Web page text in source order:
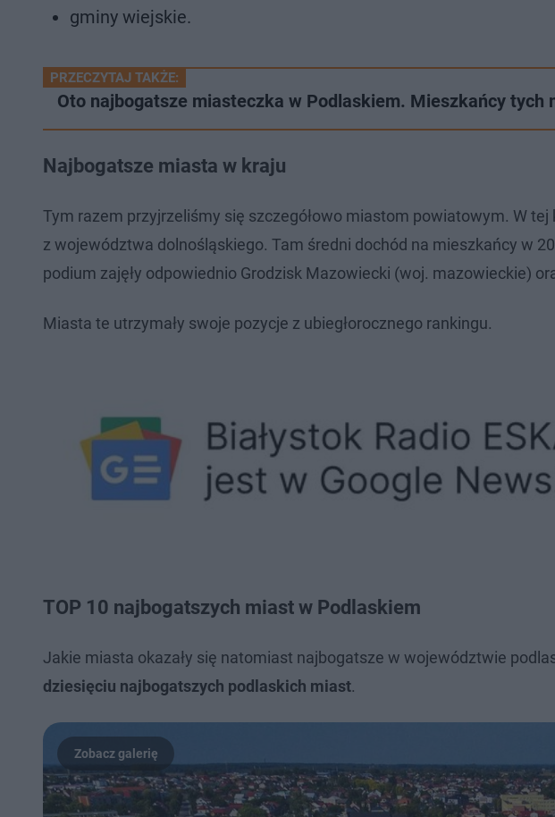
gminy wiejskie.
PRZECZYTAJ TAKŻE:
Oto najbogatsze miasteczka w Podlaskiem. Mieszkańcy tych
Najbogatsze miasta w kraju
Tym razem przyjrzeliśmy się szczegółowo miastom powiatowym. W tej
z województwa dolnośląskiego. Tam średni dochód na mieszkańcy w
podium zajęły odpowiednio Grodzisk Mazowiecki (woj. mazowieckie)
Miasta te utrzymały swoje pozycje z ubiegłorocznego rankingu.
TOP 10 najbogatszych miast w Podlaskiem
Jakie miasta okazały się natomiast najbogatsze w województwie
dziesięciu najbogatszych podlaskich miast.